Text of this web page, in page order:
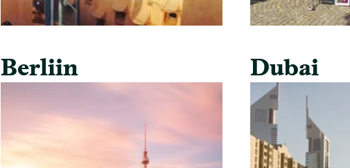
Berliin Dubai